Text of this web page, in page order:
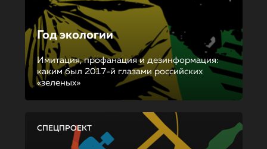
Год экологии
Имитация, профанация и дезинформация:
каким был 2017-й глазами российских
«зеленых»
СПЕЦПРОЕКТ